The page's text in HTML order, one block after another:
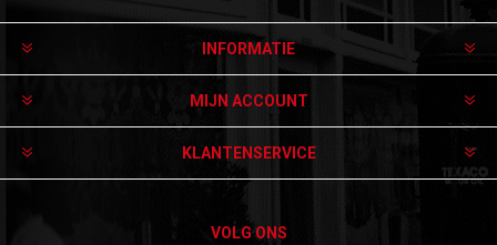
INFORMATIE
MIJN ACCOUNT
KLANTENSERVICE
VOLG ONS